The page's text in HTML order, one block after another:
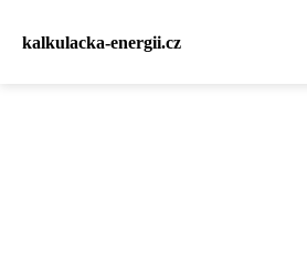
kalkulacka-energii.cz